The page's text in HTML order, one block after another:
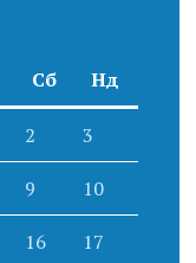
Сб Нд
2 3
9 10
16 17